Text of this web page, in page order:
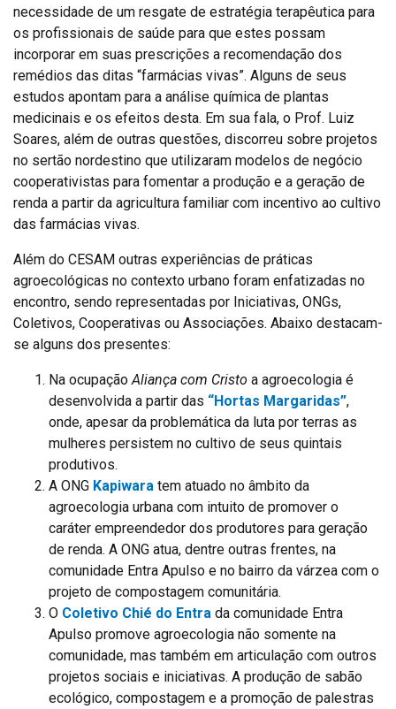
necessidade de um resgate de estratégia terapêutica para
os profissionais de saúde para que estes possam
incorporar em suas prescrições a recomendação dos
remédios das ditas “farmácias vivas”. Alguns de seus
estudos apontam para a análise química de plantas
medicinais e os efeitos desta. Em sua fala, o Prof. Luiz
Soares, além de outras questões, discorreu sobre projetos
no sertão nordestino que utilizaram modelos de negócio
cooperativistas para fomentar a produção e a geração de
renda a partir da agricultura familiar com incentivo ao cultivo
das farmácias vivas.
Além do CESAM outras experiências de práticas
agroecológicas no contexto urbano foram enfatizadas no
encontro, sendo representadas por Iniciativas, ONGs,
Coletivos, Cooperativas ou Associações. Abaixo destacam-
se alguns dos presentes:
Na ocupação Aliança com Cristo a agroecologia é
desenvolvida a partir das “Hortas Margaridas”,
onde, apesar da problemática da luta por terras as
mulheres persistem no cultivo de seus quintais
produtivos.
A ONG Kapiwara tem atuado no âmbito da
agroecologia urbana com intuito de promover o
caráter empreendedor dos produtores para geração
de renda. A ONG atua, dentre outras frentes, na
comunidade Entra Apulso e no bairro da várzea com o
projeto de compostagem comunitária.
O Coletivo Chié do Entra da comunidade Entra
Apulso promove agroecologia não somente na
comunidade, mas também em articulação com outros
projetos sociais e iniciativas. A produção de sabão
ecológico, compostagem e a promoção de palestras